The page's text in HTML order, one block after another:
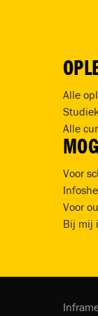
Alle
Alle
Voor
Voor
Bij mij